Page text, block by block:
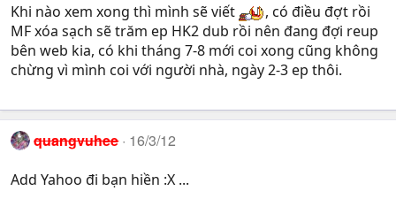
Khi nào xem xong thì mình sẽ viết
, có điều đợt rồi
MF xóa sạch sẽ trăm ep HK2 dub rồi nên đang đợi reup
bên web kia, có khi tháng 7-8 mới coi xong cũng không
chừng vì mình coi với người nhà, ngày 2-3 ep thôi.
quangvuhee 16/3/12
Add Yahoo đi bạn hiền :X ...